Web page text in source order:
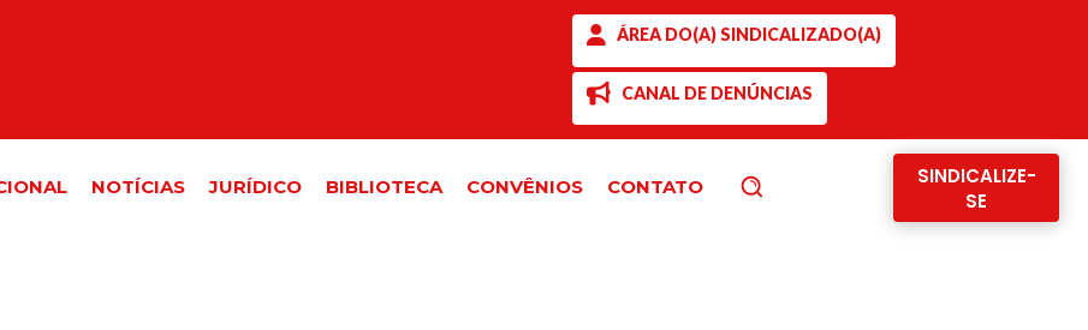
ÁREA DO(A) SINDICALIZADO(A)
CANAL DE DENÚNCIAS
NOTÍCIAS JURÍDICO BIBLIOTECA CONVÊNIOS CONTATO
SINDICALIZE-
SE